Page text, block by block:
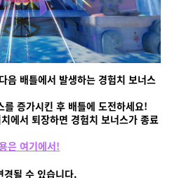
음 배틀에서 발생하는 경험치 보너스
증가시킨 후 배틀에 도전하세요!
에서 퇴장하면 경험치 보너스가 종료
은 여기에서!
될 수 있습니다.